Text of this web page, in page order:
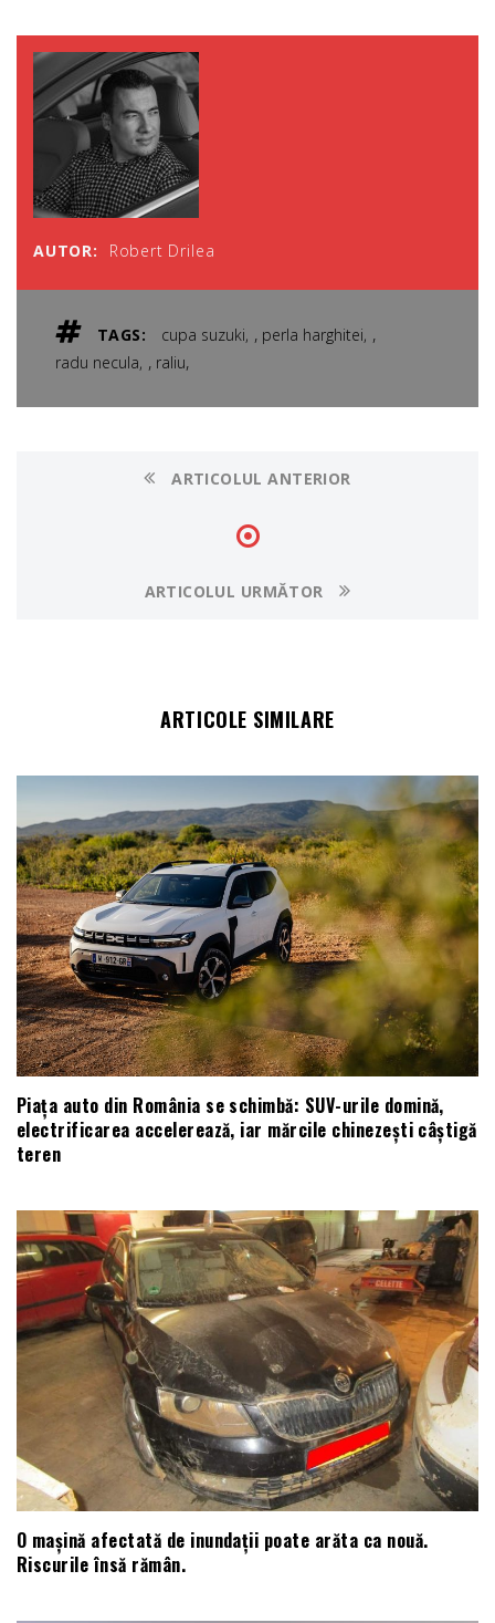
AUTOR: Robert Drilea
TAGS: cupa suzuki , perla harghitei ,
radu necula , raliu,
ARTICOLUL ANTERIOR
ARTICOLUL URMĂTOR
ARTICOLE SIMILARE
Piața auto din România se schimbă: SUV-urile domină,
electrificarea accelerează, iar mărcile chinezești câștigă
teren
O mașină afectată de inundații poate arăta ca nouă.
Riscurile însă rămân.